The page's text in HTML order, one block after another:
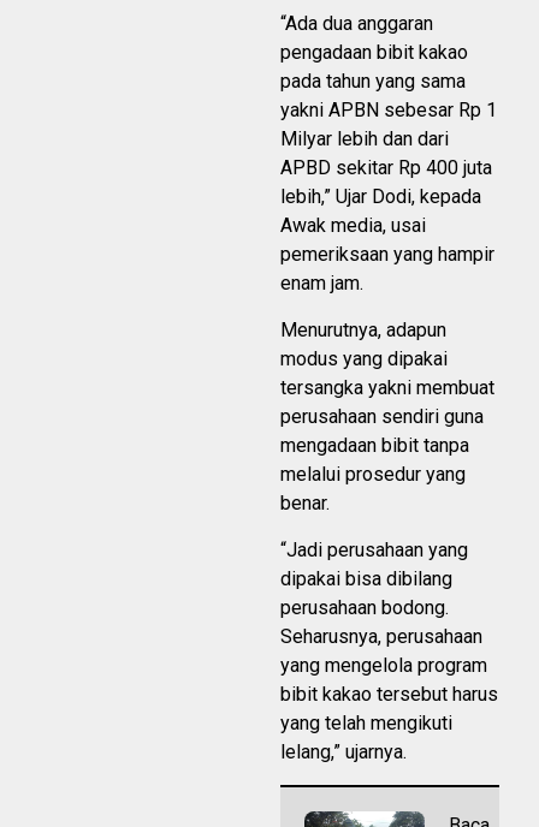
“Ada dua anggaran
pengadaan bibit kakao
pada tahun yang sama
yakni APBN sebesar Rp 1
Milyar lebih dan dari
APBD sekitar Rp 400 juta
lebih,” Ujar Dodi, kepada
Awak media, usai
pemeriksaan yang hampir
enam jam.
Menurutnya, adapun
modus yang dipakai
tersangka yakni membuat
perusahaan sendiri guna
mengadaan bibit tanpa
melalui prosedur yang
benar.
“Jadi perusahaan yang
dipakai bisa dibilang
perusahaan bodong.
Seharusnya, perusahaan
yang mengelola program
bibit kakao tersebut harus
yang telah mengikuti
lelang,” ujarnya.